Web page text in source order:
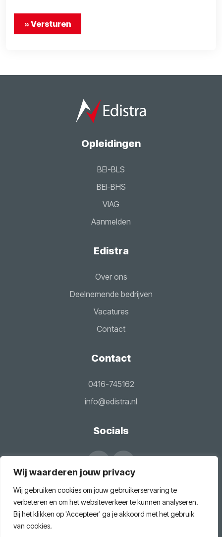
Wij waarderen jouw privacy
Wij gebruiken cookies om jouw gebruikerservaring te
verbeteren en om het websiteverkeer te kunnen analyseren.
Bij het klikken op 'Accepteer' ga je akkoord met het gebruik
van cookies.
Opleidingen
BEI-BLS
BEI-BHS
VIAG
Aanmelden
Edistra
Over ons
Deelnemende bedrijven
Vacatures
Contact
Contact
0416-745162
info@edistra.nl
Socials
Edistra B.V.
Algemene